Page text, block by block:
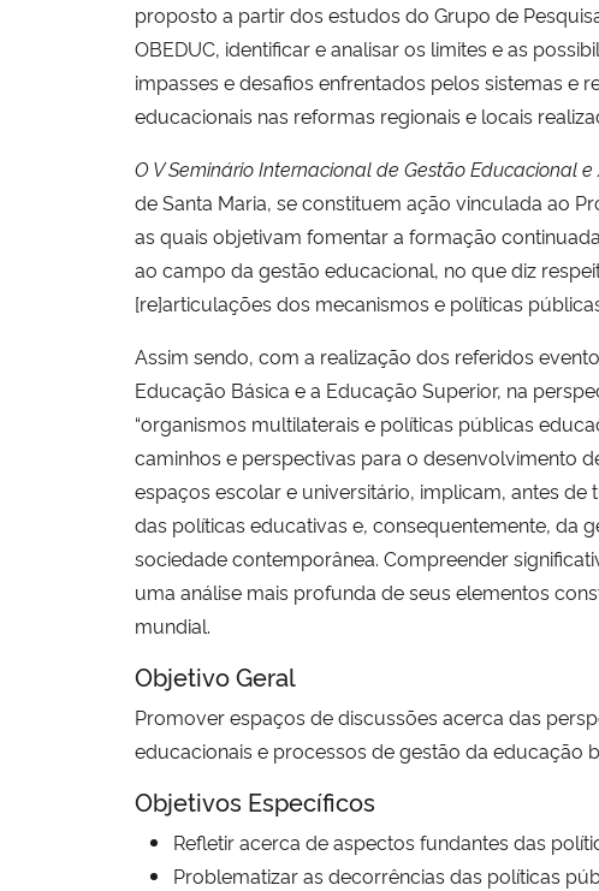
proposto a partir dos estudos do Grupo de
OBEDUC, identificar e analisar os limites e as
impasses e desafios enfrentados pelos sistemas e
educacionais nas reformas regionais e locais
O V Seminário Internacional de Gestão Educacional
de Santa Maria, se constituem ação vinculada ao
as quais objetivam fomentar a formação
ao campo da gestão educacional, no que diz
[re]articulações dos mecanismos e políticas
Assim sendo, com a realização dos referidos
Educação Básica e a Educação Superior, na
“organismos multilaterais e políticas públicas
caminhos e perspectivas para o desenvolvimento
espaços escolar e universitário, implicam, antes
das políticas educativas e, consequentemente, da
sociedade contemporânea. Compreender
uma análise mais profunda de seus elementos
mundial.
Objetivo Geral
Promover espaços de discussões acerca das
educacionais e processos de gestão da educação
Objetivos Específicos
Refletir acerca de aspectos fundantes das
Problematizar as decorrências das políticas